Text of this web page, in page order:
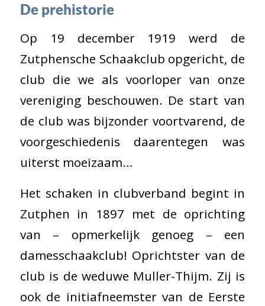
De prehistorie
Op 19 december 1919 werd de
Zutphensche Schaakclub opgericht, de
club die we als voorloper van onze
vereniging beschouwen. De start van
de club was bijzonder voortvarend, de
voorgeschiedenis daarentegen was
uiterst moeizaam…
Het schaken in clubverband begint in
Zutphen in 1897 met de oprichting
van – opmerkelijk genoeg – een
damesschaakclub! Oprichtster van de
club is de weduwe Muller-Thijm. Zij is
ook de initiafneemster van de Eerste